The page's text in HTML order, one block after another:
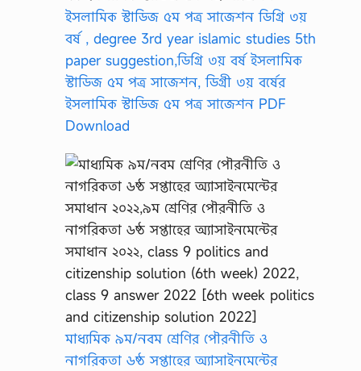
ইসলামিক স্টাডিজ ৫ম পত্র সাজেশন ডিগ্রি ৩য়
বর্ষ , degree 3rd year islamic studies 5th
paper suggestion,ডিগ্রি ৩য় বর্ষ ইসলামিক
স্টাডিজ ৫ম পত্র সাজেশন, ডিগ্রী ৩য় বর্ষের
ইসলামিক স্টাডিজ ৫ম পত্র সাজেশন PDF
Download
মাধ্যমিক ৯ম/নবম শ্রেণির পৌরনীতি ও
নাগরিকতা ৬ষ্ঠ সপ্তাহের অ্যাসাইনমেন্টের